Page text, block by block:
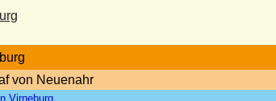
von Neuenahr
Virneburg